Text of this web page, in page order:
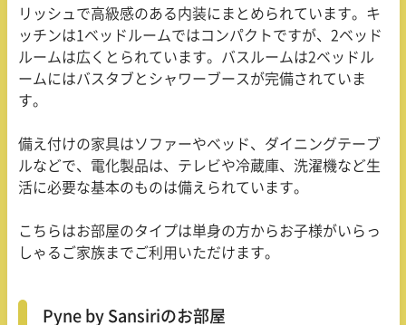
リッシュで高級感のある内装にまとめられています。キ
ッチンは1 ベッドルームではコンパクトですが、 2ベッド
ルームは広くとられています。バスルームは2ベッドル
ームにはバスタブとシャワーブースが完備されていま
す。
備え付けの家具はソファーやベッド、ダイニングテーブ
ルなどで、電化製品は、テレビや冷蔵庫、洗濯機など生
活に必要な基本のものは備えられています。
こちらはお部屋のタイプは単身の方からお子様がいらっ
しゃるご家族までご利用いただけます。
Pyne by Sansiriのお部屋